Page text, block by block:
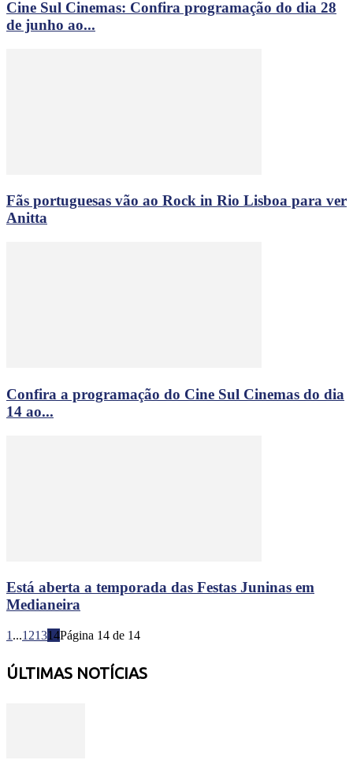
Cine Sul Cinemas: Confira programação do dia 28
de junho ao...
Fãs portuguesas vão ao Rock in Rio Lisboa para ver
Anitta
Confira a programação do Cine Sul Cinemas do dia
14 ao...
Está aberta a temporada das Festas Juninas em
Medianeira
1 ...121314Página 14 de 14
ÚLTIMAS NOTÍCIAS